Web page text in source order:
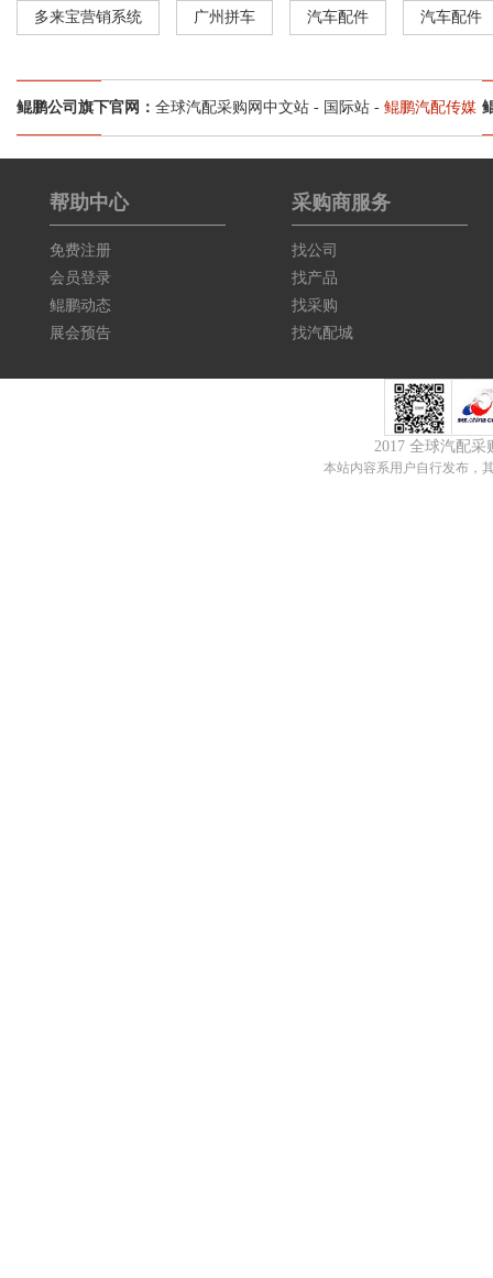
多来宝营销系统 广州拼车 汽车配件 汽车配件
鲲鹏公司旗下官网： 全球汽配采购网中文站 - 国际站 - 鲲鹏汽配传媒
帮助中心
免费注册
会员登录
鲲鹏动态
展会预告
采购商服务
找公司
找产品
找采购
找汽配城
2017 全球汽配
本站内容系用户自行发布，